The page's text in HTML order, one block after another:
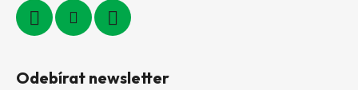
Odebírat newsletter